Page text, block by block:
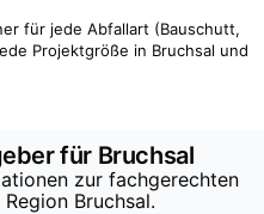
für jede Abfallart (Bauschutt,
Projektgröße in Bruchsal und
für Bruchsal
zur fachgerechten
Bruchsal.